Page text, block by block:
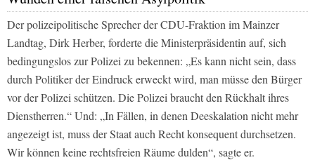
Der polizeipolitische Sprecher der CDU-Fraktion im Mainzer
Landtag, Dirk Herber, forderte die Ministerpräsidentin auf, sich
bedingungslos zur Polizei zu bekennen: „Es kann nicht sein, dass
durch Politiker der Eindruck erweckt wird, man müsse den Bürger
vor der Polizei schützen. Die Polizei braucht den Rückhalt ihres
Dienstherren.“ Und: „In Fällen, in denen Deeskalation nicht mehr
angezeigt ist, muss der Staat auch Recht konsequent durchsetzen.
Wir können keine rechtsfreien Räume dulden“, sagte er.